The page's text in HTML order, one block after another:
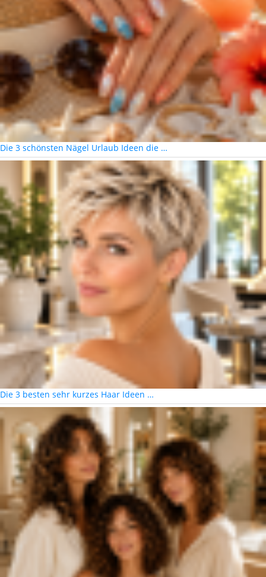
Die 3 schönsten Nägel Urlaub Ideen die …
Die 3 besten sehr kurzes Haar Ideen …